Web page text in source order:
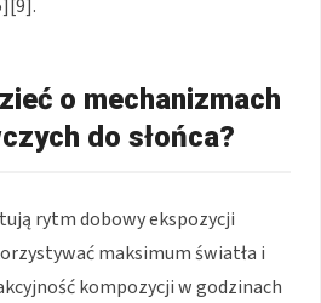
o mechanizmach
do słońca?
rytm dobowy ekspozycji
maksimum światła i
kompozycji w godzinach